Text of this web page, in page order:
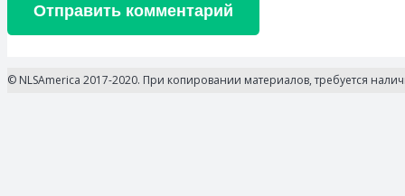
Отправить комментарий
© NLSAmerica 2017-2020. При копировании материалов, требуется